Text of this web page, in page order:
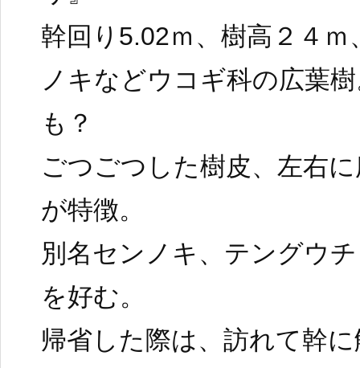
幹回り5.02ｍ、樹高２４
ノキなどウコギ科の広葉
も？
ごつごつした樹皮、左右
が特徴。
別名センノキ、テングウ
を好む。
帰省した際は、訪れて幹